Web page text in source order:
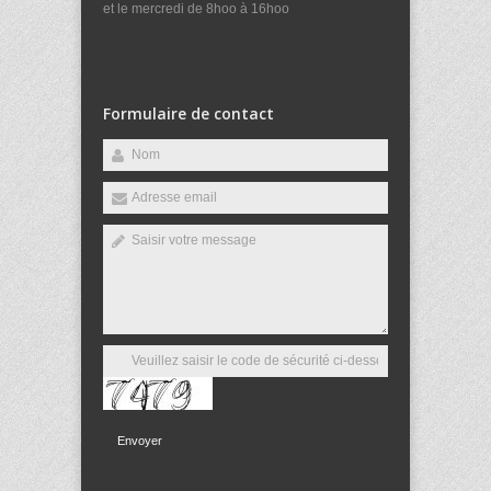
et le mercredi de 8hoo à 16hoo
Formulaire de contact
Envoyer